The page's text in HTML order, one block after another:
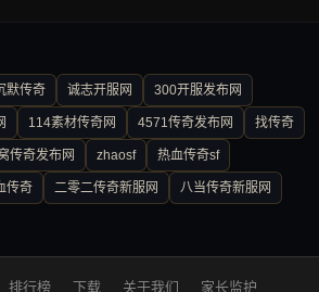
默传奇 诚志开服网 300开服发布网
114素材传奇网 4571传奇发布网 找传奇
传奇发布网 zhaosf 热血传奇sf
传奇 二零二传奇新服网 八当传奇新服网
排行榜 下载 关于我们 家长监护